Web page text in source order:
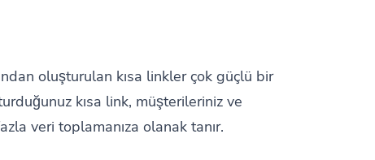
oluşturulan kısa linkler çok güçlü bir
kısa link, müşterileriniz ve
veri toplamanıza olanak tanır.